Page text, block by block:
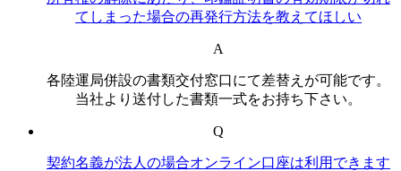
てしまった場合の再発行方法を教えてほしい
A
各陸運局併設の書類交付窓口にて差替えが可能です。
当社より送付した書類一式をお持ち下さい。
Q
契約名義が法人の場合オンライン口座は利用できます